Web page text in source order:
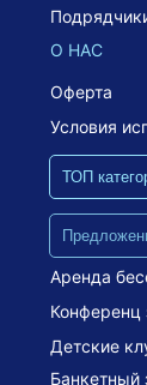
О НАС
Оферта
Условия
ТОП
Аренда
Конференц
Детские
Банкетный